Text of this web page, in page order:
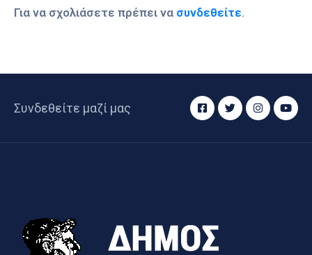
Για να σχολιάσετε πρέπει να συνδεθείτε.
Συνδεθείτε μαζί μας